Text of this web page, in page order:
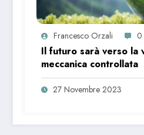
Francesco Orzali 0
Il futuro sarà verso la
meccanica controllata
27 Novembre 2023